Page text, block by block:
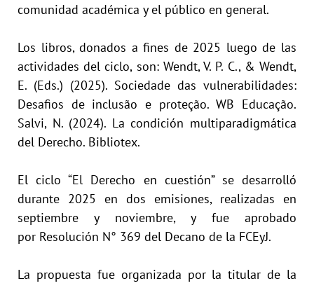
comunidad académica y el público en general.
Los libros, donados a fines de 2025 luego de las
actividades del ciclo, son: Wendt, V. P. C., & Wendt,
E. (Eds.) (2025). Sociedade das vulnerabilidades:
Desafios de inclusão e proteção. WB Educação.
Salvi, N. (2024). La condición multiparadigmática
del Derecho. Bibliotex.
El ciclo “El Derecho en cuestión” se desarrolló
durante 2025 en dos emisiones, realizadas en
septiembre y noviembre, y fue aprobado
por Resolución N° 369 del Decano de la FCEyJ.
La propuesta fue organizada por la titular de la